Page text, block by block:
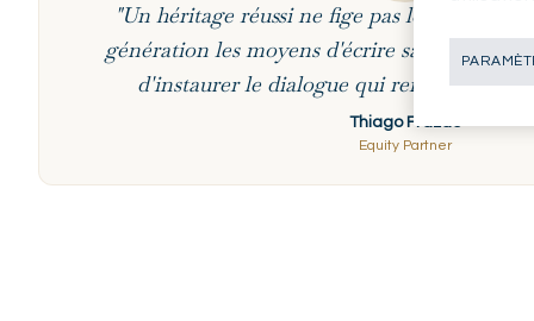
"Un héritage réussi ne fige pas le passé : il
génération les moyens d'écrire sa propre
d'instaurer le dialogue qui rend cette
Thiago Frazao
Equity Partner